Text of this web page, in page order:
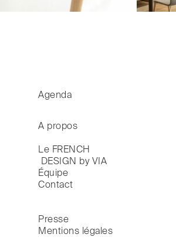
Agenda
A propos
Le FRENCH
DESIGN by VIA
Équipe
Contact
Presse
Mentions légales